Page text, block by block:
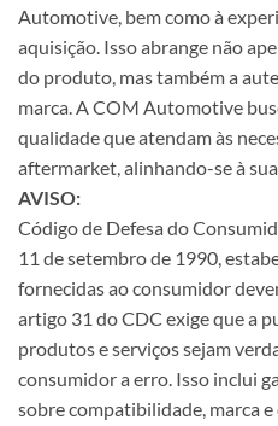
Automotive, bem como à
aquisição. Isso abrange não
do produto, mas também a
marca. A COM Automotive
qualidade que atendam às
aftermarket, alinhando-se à
AVISO:
Código de Defesa do
11 de setembro de 1990,
fornecidas ao consumidor
artigo 31 do CDC exige que a
produtos e serviços sejam
consumidor a erro. Isso inclui
sobre compatibilidade, marca